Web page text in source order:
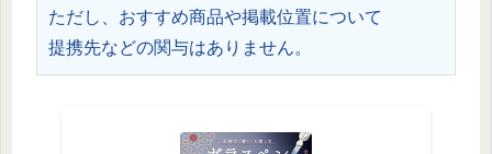
ただし、おすすめ商品や掲載位置について
提携先などの関与はありません。